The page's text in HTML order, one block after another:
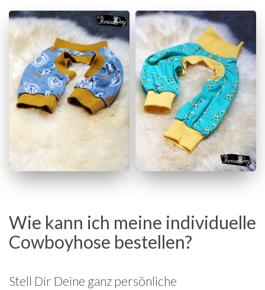
Wie kann ich meine individuelle
Cowboyhose bestellen?
Stell Dir Deine ganz persönliche